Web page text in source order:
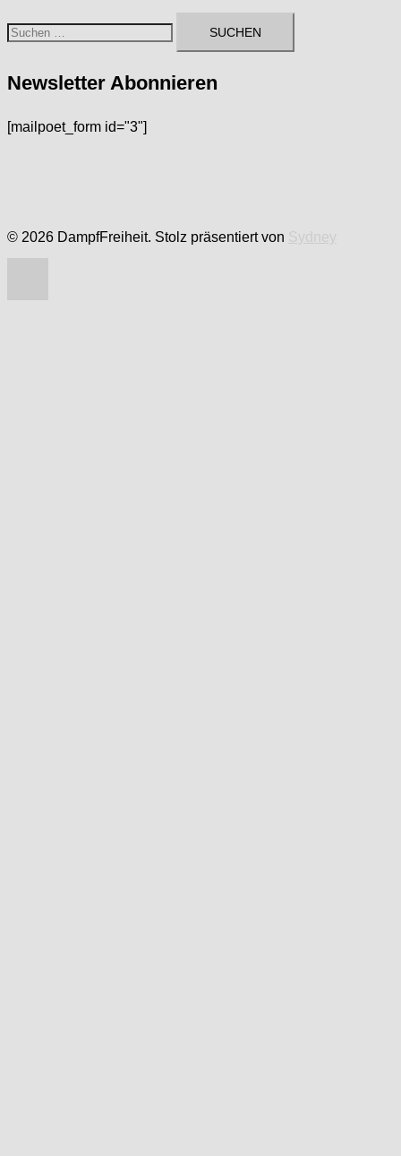
Suchen
Newsletter Abonnieren
[mailpoet_form id="3"]
© 2026 DampfFreiheit. Stolz präsentiert von